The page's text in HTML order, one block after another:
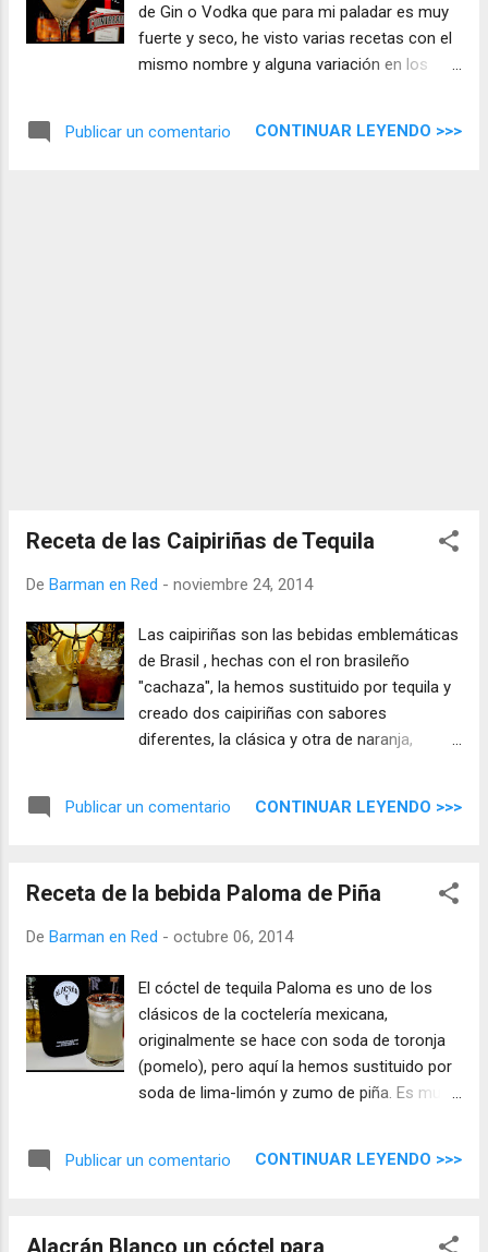
de Gin o Vodka que para mi paladar es muy
fuerte y seco, he visto varias recetas con el
mismo nombre y alguna variación en los
refrescante ...
Publicar un comentario CONTINUAR LEYENDO >>>
Receta de las Caipiriñas de Tequila
De Barman en Red - noviembre 24, 2014
Las caipiriñas son las bebidas emblemáticas
de Brasil , hechas con el ron brasileño
"cachaza", la hemos sustituido por tequila y
creado dos caipiriñas con sabores
diferentes, la clásica y otra de naranja,
pomelo, sandía, etc. Una mezcla fácil y
Publicar un comentario CONTINUAR LEYENDO >>>
Receta de la bebida Paloma de Piña
De Barman en Red - octubre 06, 2014
El cóctel de tequila Paloma es uno de los
clásicos de la coctelería mexicana,
originalmente se hace con soda de toronja
(pomelo), pero aquí la hemos sustituido por
soda de lima-limón y zumo de piña. Es muy
cualquier momento ...
Publicar un comentario CONTINUAR LEYENDO >>>
Alacrán Blanco un cóctel para